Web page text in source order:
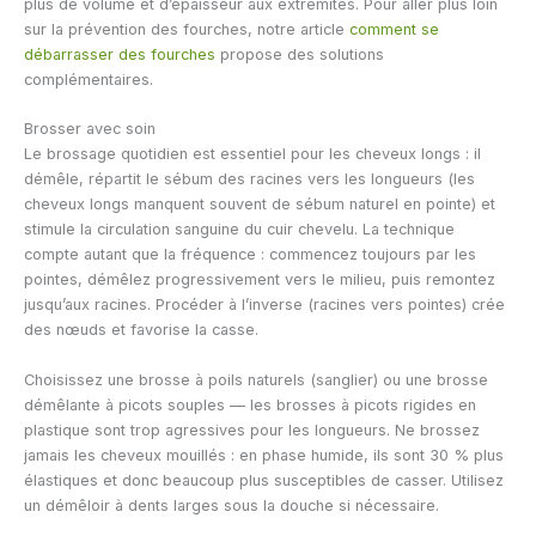
plus de volume et d’épaisseur aux extrémités. Pour aller plus loin
sur la prévention des fourches, notre article comment se
débarrasser des fourches propose des solutions
complémentaires.
Brosser avec soin
Le brossage quotidien est essentiel pour les cheveux longs : il
démêle, répartit le sébum des racines vers les longueurs (les
cheveux longs manquent souvent de sébum naturel en pointe) et
stimule la circulation sanguine du cuir chevelu. La technique
compte autant que la fréquence : commencez toujours par les
pointes, démêlez progressivement vers le milieu, puis remontez
jusqu’aux racines. Procéder à l’inverse (racines vers pointes) crée
des nœuds et favorise la casse.
Choisissez une brosse à poils naturels (sanglier) ou une brosse
démêlante à picots souples — les brosses à picots rigides en
plastique sont trop agressives pour les longueurs. Ne brossez
jamais les cheveux mouillés : en phase humide, ils sont 30 % plus
élastiques et donc beaucoup plus susceptibles de casser. Utilisez
un démêloir à dents larges sous la douche si nécessaire.